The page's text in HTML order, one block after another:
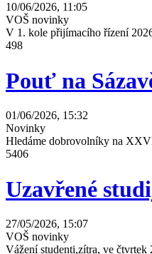
10/06/2026, 11:05
VOŠ novinky
V 1. kole přijímacího řízení
498
Pouť na
01/06/2026, 15:32
Novinky
Hledáme dobrovolníky na
5406
Uzavřené
27/05/2026, 15:07
VOŠ novinky
Vážení studenti,zítra, ve